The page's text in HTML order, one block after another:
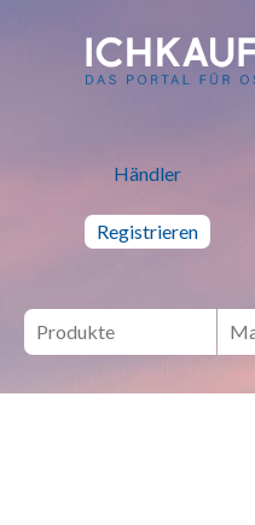
ich kauf
Händler
Registrieren